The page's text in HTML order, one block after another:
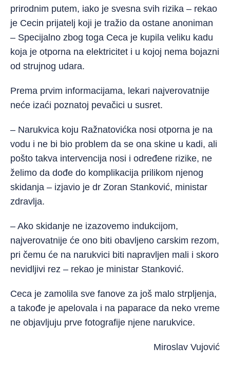
prirodnim putem, iako je svesna svih rizika – rekao
je Cecin prijatelj koji je tražio da ostane anoniman
– Specijalno zbog toga Ceca je kupila veliku kadu
koja je otporna na elektricitet i u kojoj nema bojazni
od strujnog udara.
Prema prvim informacijama, lekari najverovatnije
neće izaći poznatoj pevačici u susret.
– Narukvica koju Ražnatovićka nosi otporna je na
vodu i ne bi bio problem da se ona skine u kadi, ali
pošto takva intervencija nosi i određene rizike, ne
želimo da dođe do komplikacija prilikom njenog
skidanja – izjavio je dr Zoran Stanković, ministar
zdravlja.
– Ako skidanje ne izazovemo indukcijom,
najverovatnije će ono biti obavljeno carskim rezom,
pri čemu će na narukvici biti napravljen mali i skoro
nevidljivi rez – rekao je ministar Stanković.
Ceca je zamolila sve fanove za još malo strpljenja,
a takođe je apelovala i na paparace da neko vreme
ne objavljuju prve fotografije njene narukvice.
Miroslav Vujović